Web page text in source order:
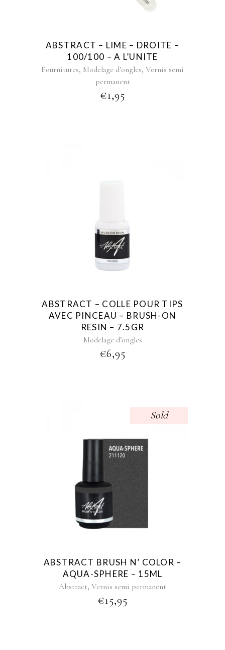
ABSTRACT – LIME – DROITE –
100/100 – A L’UNITE
Fournitures, Modelage d’ongles, Vernis semi
permanent
€1,95
ABSTRACT – COLLE POUR TIPS
AVEC PINCEAU – BRUSH-ON
RESIN – 7.5GR
Modelage d’ongles
€6,95
Sold
ABSTRACT BRUSH N’ COLOR –
AQUA-SPHERE – 15ML
Abstract, Vernis semi permanent
€15,95